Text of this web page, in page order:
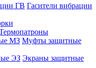
Гасители вибрации
Муфты защитные
Экраны защитные